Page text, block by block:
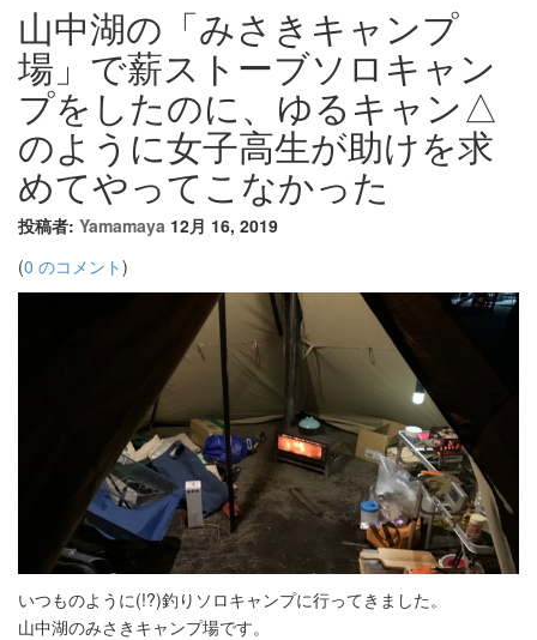
山中湖の「みさきキャンプ
場」で薪ストーブソロキャン
プをしたのに、ゆるキャン△
のように女子高生が助けを求
めてやってこなかった
投稿者: Yamamaya 12月 16, 2019
(0 のコメント)
いつものように(!?)釣りソロキャンプに行ってきました。
山中湖のみさきキャンプ場です。